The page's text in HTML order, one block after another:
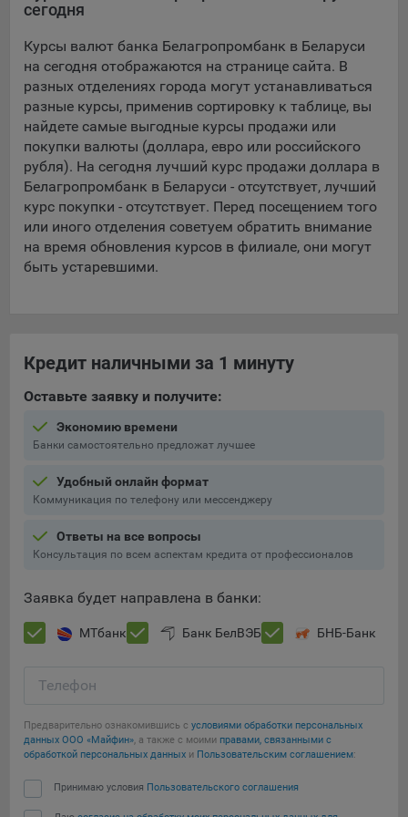
рекламы пользователю.
9.1. Технические (обязательные) файлы cookie, например,
применяемые при регистрации либо входе в систему, или
для оставления отзыва либо комментария. Данные файлы
cookie используются в целях обеспечения корректной
работы сайтов и полноценного использования его
функционала пользователем, не могут быть отключены в
системах. Вместе с тем, пользователь может настроить
браузер, чтобы он блокировал такие файлы сookie или
уведомлял пользователя об их использовании — но в таком
случае некоторые разделы сайта могут не работать).
предпочтений пользователя, в том числе имени
повторных прохождений опросов пользователями.
Подобные функции улучшают условия работы
пользователей с сайтом.
9.3. Файлы cookie предпочтений, например, для настройки
контента. Данные файлы cookie собирают информацию о
позволяют Обществу «запомнить» информацию о
выбранном пользователем городе и других местных
настраивать сайт.
9.4. Аналитические файлы cookie, например
Яндекс.Метрика, Google Analytics. Данные файлы cookie
использовал сайты, и позволяют Обществу вносить в них
Аналитические файлы cookie показывают, какие страницы
сайта Общества посещаются чаще всего, помогают
сайта, а также позволяют оценить эффективность
рекламы. Благодаря этому у Общества есть возможность
сегодня
Курсы валют банка Белагропромбанк в Беларуси
на сегодня отображаются на странице сайта. В
разных отделениях города могут устанавливаться
разные курсы, применив сортировку к таблице, вы
найдете самые выгодные курсы продажи или
покупки валюты (доллара, евро или российского
рубля). На сегодня лучший курс продажи доллара в
Белагропромбанк в Беларуси - отсутствует, лучший
курс покупки - отсутствует. Перед посещением того
или иного отделения советуем обратить внимание
на время обновления курсов в филиале, они могут
быть устаревшими.
Кредит наличными за 1 минуту
Оставьте заявку и получите:
Экономию времени
Банки самостоятельно предложат лучшее
Удобный онлайн формат
Коммуникация по телефону или мессенджеру
Ответы на все вопросы
Консультация по всем аспектам кредита от профессионалов
Заявка будет направлена в банки:
МТбанк Банк БелВЭБ БНБ-Банк
Телефон
Предварительно ознакомившись с условиями обработки персональных
данных ООО «Майфин», а также с моими правами, связанными с
обработкой персональных данных и Пользовательским соглашением:
Принимаю условия Пользовательского соглашения